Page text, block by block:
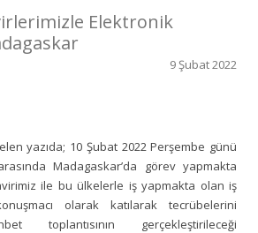
Elektronik
9 Şubat 2022
yazıda; 10 Şubat 2022 Perşembe günü
Madagaskar’da görev yapmakta
ile bu ülkelerle iş yapmakta olan iş
olarak katılarak tecrübelerini
toplantısının gerçekleştirileceği